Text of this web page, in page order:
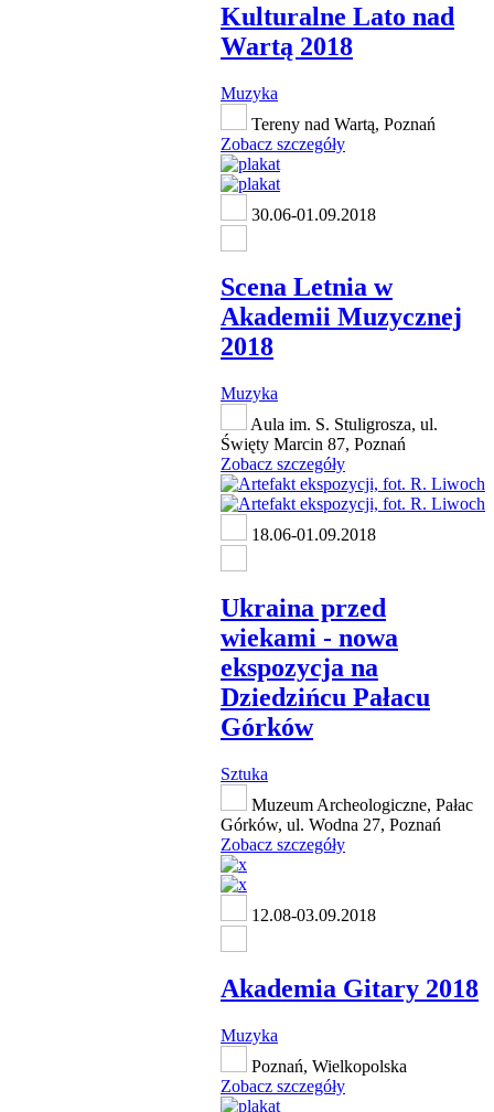
Kulturalne Lato nad
Wartą 2018
Muzyka
Tereny nad Wartą, Poznań
Zobacz szczegóły
30.06-01.09.2018
Scena Letnia w
Akademii Muzycznej
2018
Muzyka
Aula im. S. Stuligrosza, ul.
Święty Marcin 87, Poznań
Zobacz szczegóły
18.06-01.09.2018
Ukraina przed
wiekami - nowa
ekspozycja na
Dziedzińcu Pałacu
Górków
Sztuka
Muzeum Archeologiczne, Pałac
Górków, ul. Wodna 27, Poznań
Zobacz szczegóły
12.08-03.09.2018
Akademia Gitary 2018
Muzyka
Poznań, Wielkopolska
Zobacz szczegóły